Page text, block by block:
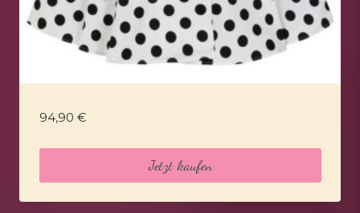
94,90 €
Jetzt kaufen